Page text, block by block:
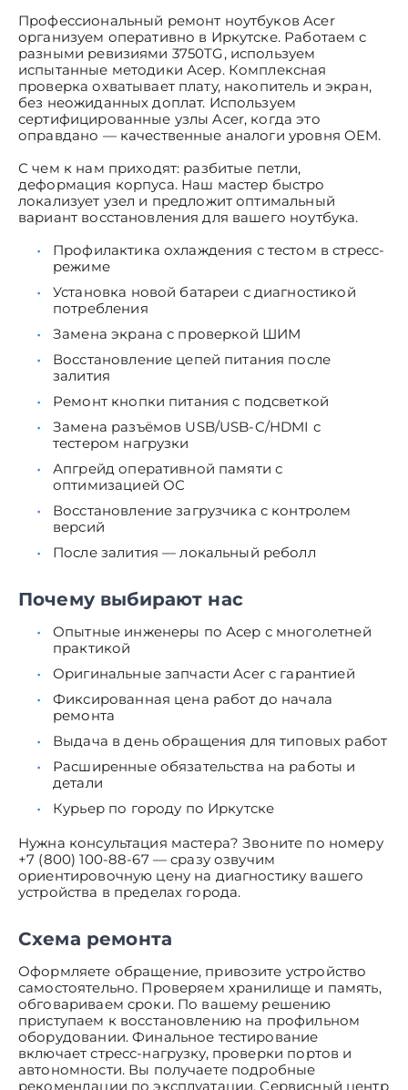
Профессиональный ремонт ноутбуков Acer
организуем оперативно в Иркутске. Работаем с
разными ревизиями 3750TG, используем
испытанные методики Асер. Комплексная
проверка охватывает плату, накопитель и экран,
без неожиданных доплат. Используем
сертифицированные узлы Acer, когда это
оправдано — качественные аналоги уровня OEM.
С чем к нам приходят: разбитые петли,
деформация корпуса. Наш мастер быстро
локализует узел и предложит оптимальный
вариант восстановления для вашего ноутбука.
Профилактика охлаждения с тестом в стресс-
режиме
Установка новой батареи с диагностикой
потребления
Замена экрана с проверкой ШИМ
Восстановление цепей питания после
залития
Ремонт кнопки питания с подсветкой
Замена разъёмов USB/USB-C/HDMI с
тестером нагрузки
Апгрейд оперативной памяти с
оптимизацией ОС
Восстановление загрузчика с контролем
версий
После залития — локальный реболл
Почему выбирают нас
Опытные инженеры по Асер с многолетней
практикой
Оригинальные запчасти Acer с гарантией
Фиксированная цена работ до начала
ремонта
Выдача в день обращения для типовых работ
Расширенные обязательства на работы и
детали
Курьер по городу по Иркутске
Нужна консультация мастера? Звоните по номеру
+7 (800) 100-88-67 — сразу озвучим
ориентировочную цену на диагностику вашего
устройства в пределах города.
Схема ремонта
Оформляете обращение, привозите устройство
самостоятельно. Проверяем хранилище и память,
обговариваем сроки. По вашему решению
приступаем к восстановлению на профильном
оборудовании. Финальное тестирование
включает стресс-нагрузку, проверки портов и
автономности. Вы получаете подробные
рекомендации по эксплуатации. Сервисный центр